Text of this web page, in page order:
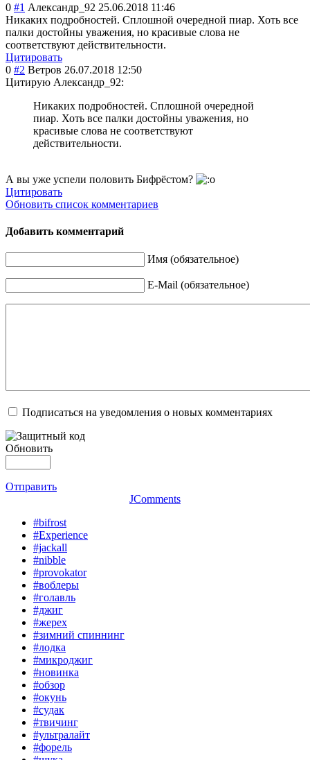
0 #1 Александр_92 25.06.2018 11:46
Никаких подробностей. Сплошной очередной пиар. Хоть все
палки достойны уважения, но красивые слова не
соответствуют действительности.
Цитировать
0 #2 Ветров 26.07.2018 12:50
Цитирую Александр_92:
Никаких подробностей. Сплошной очередной
пиар. Хоть все палки достойны уважения, но
красивые слова не соответствуют
действительности.
А вы уже успели половить Бифрёстом?
Цитировать
Обновить список комментариев
Добавить комментарий
Имя (обязательное)
E-Mail (обязательное)
Подписаться на уведомления о новых комментариях
Обновить
Отправить
JComments
#bifrost
#Experience
#jackall
#nibble
#provokator
#воблеры
#голавль
#джиг
#жерех
#зимний спиннинг
#лодка
#микроджиг
#новинка
#обзор
#окунь
#судак
#твичинг
#ультралайт
#форель